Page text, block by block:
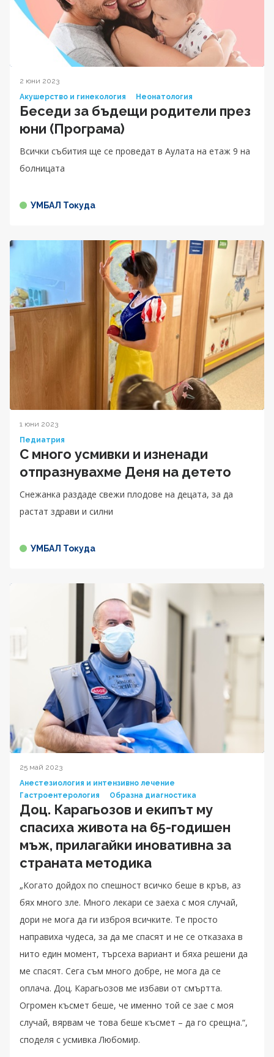
2 юни 2023
Акушерство и гинекология
Неонатология
Беседи за бъдещи родители през
юни (Програма)
Всички събития ще се проведат в Аулата на етаж 9 на
болницата
УМБАЛ Токуда
1 юни 2023
Педиатрия
С много усмивки и изненади
отпразнувахме Деня на детето
Снежанка раздаде свежи плодове на децата, за да
растат здрави и силни
УМБАЛ Токуда
25 май 2023
Анестезиология и интензивно лечение
Гастроентерология
Образна диагностика
Доц. Карагьозов и екипът му
спасиха живота на 65-годишен
мъж, прилагайки иновативна за
страната методика
„Когато дойдох по спешност всичко беше в кръв, аз
бях много зле. Много лекари се заеха с моя случай,
дори не мога да ги изброя всичките. Те просто
направиха чудеса, за да ме спасят и не се отказаха в
нито един момент, търсеха вариант и бяха решени да
ме спасят. Сега съм много добре, не мога да се
оплача. Доц. Карагьозов ме избави от смъртта.
Огромен късмет беше, че именно той се зае с моя
случай, вярвам че това беше късмет – да го срещна.“,
споделя с усмивка Любомир.